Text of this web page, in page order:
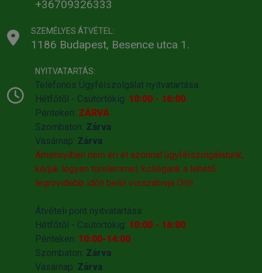
+36709326333
SZEMÉLYES ÁTVÉTEL:
1186 Budapest, Besence utca 1.
NYITVATARTÁS:
Telefonos Ügyfélszolgálat nyitvatartása:
Hétfőtől - Csütörtökig: 10:00 - 16:00
Pénteken: ZÁRVA
Szombaton: Zárva
Vasárnap: Zárva
Amennyiben nem éri el azonnal ügyfélszolgálatunk,
kérjük legyen türelemmel, kollégánk a lehető
legrövidebb időn belül visszahivja Önt!
Átvételi pont nyitvatartása:
Hétfőtől - Csütörtökig: 10:00 - 16:00
Pénteken: 10:00-14:00
Szombaton: Zárva
Vasárnap: Zárva